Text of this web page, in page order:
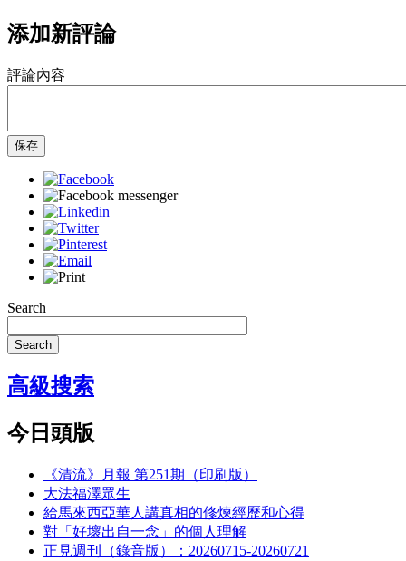
添加新評論
評論內容
保存
Search
Search
高級搜索
今日頭版
《清流》月報 第251期（印刷版）
大法福澤眾生
給馬來西亞華人講真相的修煉經歷和心得
對「好壞出自一念」的個人理解
正見週刊（錄音版）：20260715-20260721